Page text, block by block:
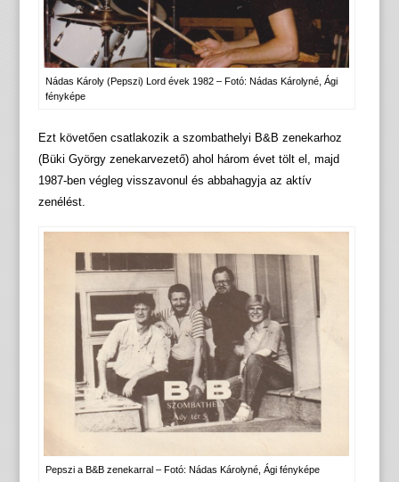
Nádas Károly (Pepszi) Lord évek 1982 – Fotó: Nádas Károlyné, Ági
fényképe
Ezt követően csatlakozik a szombathelyi B&B zenekarhoz
(Büki György zenekarvezető) ahol három évet tölt el, majd
1987-ben végleg visszavonul és abbahagyja az aktív
zenélést.
Pepszi a B&B zenekarral – Fotó: Nádas Károlyné, Ági fényképe